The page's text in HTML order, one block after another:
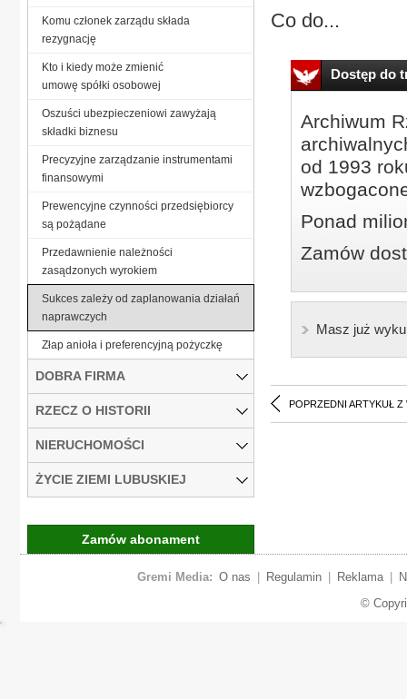
Co do...
Dostęp do
Archiwum
od 1993
Ponad
Zamów
Masz już
POPRZEDNI ARTYKUŁ Z
Komu członek zarządu składa
rezygnację
Kto i kiedy może zmienić
umowę spółki osobowej
Oszuści ubezpieczeniowi zawyżają
składki biznesu
Precyzyjne zarządzanie instrumentami
finansowymi
Prewencyjne czynności przedsiębiorcy
są pożądane
Przedawnienie należności
zasądzonych wyrokiem
Sukces zależy od zaplanowania działań
naprawczych
Złap anioła i preferencyjną pożyczkę
DOBRA FIRMA
RZECZ O HISTORII
NIERUCHOMOŚCI
ŻYCIE ZIEMI LUBUSKIEJ
Zamów abonament
Gremi Media: O nas Regulamin Reklama
©